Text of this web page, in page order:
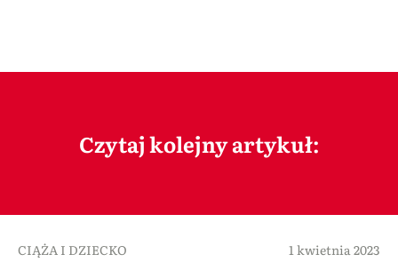
Czytaj kolejny artykuł:
CIĄŻA I DZIECKO 1 kwietnia 2023